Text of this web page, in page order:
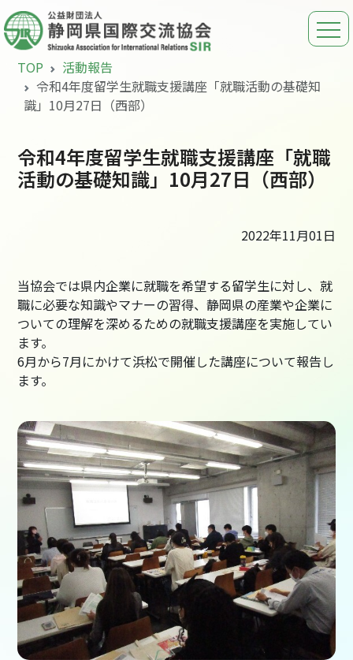
TOP
活動報告
令和4年度留学生就職支援講座「就職活動の基礎知
識」10月27日（西部）
令和4年度留学生就職支援講座「就職
活動の基礎知識」10月27日（西部）
2022年11月01日
当協会では県内企業に就職を希望する留学生に対し、就
職に必要な知識やマナーの習得、静岡県の産業や企業に
ついての理解を深めるための就職支援講座を実施してい
ます。
6月から7月にかけて浜松で開催した講座について報告し
ます。